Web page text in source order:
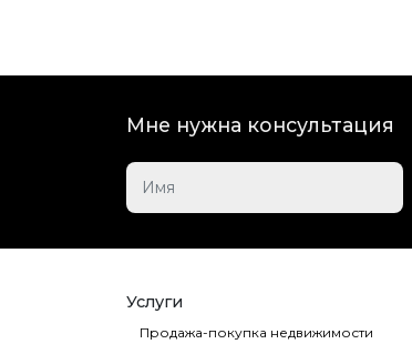
Мне нужна консультация
Услуги
Продажа-покупка недвижимости